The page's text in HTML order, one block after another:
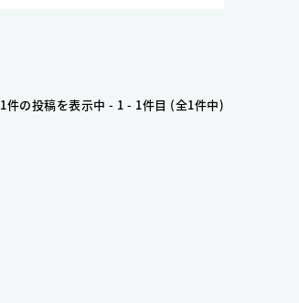
1件の投稿を表示中 - 1 - 1件目 (全1件中)